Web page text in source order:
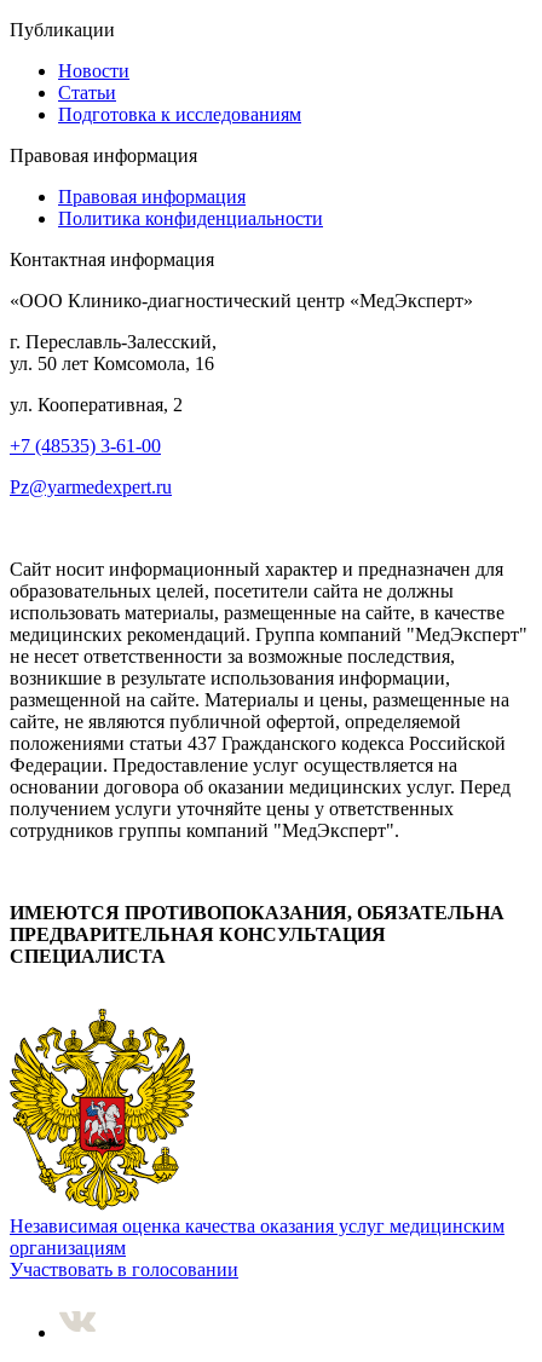
Публикации
Новости
Статьи
Подготовка к исследованиям
Правовая информация
Правовая информация
Политика конфиденциальности
Контактная информация
«ООО Клинико-диагностический центр «МедЭксперт»
г. Переславль-Залесский,
ул. 50 лет Комсомола, 16
ул. Кооперативная, 2
+7 (48535) 3-61-00
Pz@yarmedexpert.ru
Сайт носит информационный характер и предназначен для
образовательных целей, посетители сайта не должны
использовать материалы, размещенные на сайте, в качестве
медицинских рекомендаций. Группа компаний "МедЭксперт"
не несет ответственности за возможные последствия,
возникшие в результате использования информации,
размещенной на сайте. Материалы и цены, размещенные на
сайте, не являются публичной офертой, определяемой
положениями статьи 437 Гражданского кодекса Российской
Федерации. Предоставление услуг осуществляется на
основании договора об оказании медицинских услуг. Перед
получением услуги уточняйте цены у ответственных
сотрудников группы компаний "МедЭксперт".
ИМЕЮТСЯ ПРОТИВОПОКАЗАНИЯ, ОБЯЗАТЕЛЬНА
ПРЕДВАРИТЕЛЬНАЯ КОНСУЛЬТАЦИЯ
СПЕЦИАЛИСТА
Независимая оценка качества оказания услуг медицинским
организациям
Участвовать в голосовании